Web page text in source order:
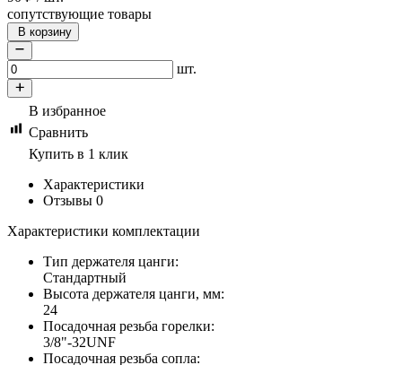
сопутствующие товары
В корзину
шт.
В избранное
Сравнить
Купить в 1 клик
Характеристики
Отзывы 0
Характеристики комплектации
Тип держателя цанги:
Стандартный
Высота держателя цанги, мм:
24
Посадочная резьба горелки:
3/8"-32UNF
Посадочная резьба сопла: